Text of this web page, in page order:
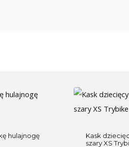
hulajnogę
Kask
szary XS